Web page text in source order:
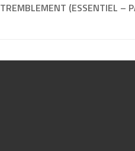
(ESSENTIEL –